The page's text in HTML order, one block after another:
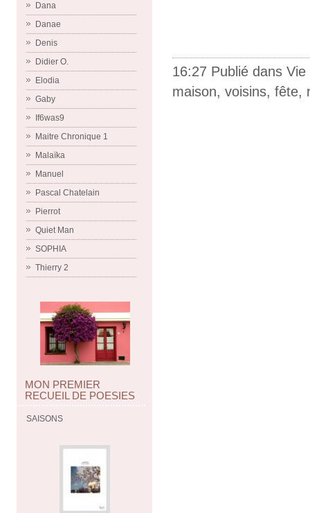
Dana
Danae
Denis
Didier O.
Elodia
Gaby
If6was9
Maitre Chronique 1
Malaïka
Manuel
Pascal Chatelain
Pierrot
Quiet Man
SOPHIA
Thierry 2
MON PREMIER
RECUEIL DE POESIES
SAISONS
16:27 Publié dans Vie
maison, voisins, fête,